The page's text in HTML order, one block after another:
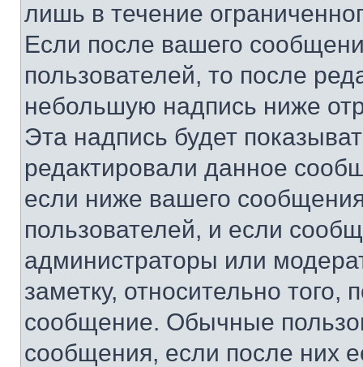
лишь в течение
Если после вашего
пользователей, то после
небольшую надпись ниже
Эта надпись будет
редактировали данное
если ниже вашего
пользователей, и если
администраторы или
заметку, относительно
сообщение. Обычные
сообщения, если после них